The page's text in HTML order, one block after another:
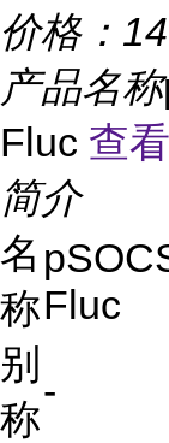
价格： 14
产品名称
Fluc 查
简介
名
称Fluc
别
称
-